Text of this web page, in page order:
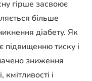
гірше засвоює
більше
діабету. Як
підвищенню тиску і
зниження
і